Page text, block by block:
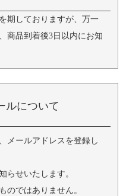
期しておりますが、万一
商品到着後3日以内にお知
ルについて
メールアドレスを登録し
らせいたします。
のではありません。